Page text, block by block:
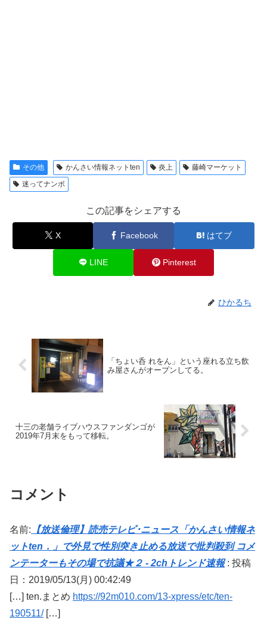
その他 かんさい情報ネットten 炎上
藤崎マーケット
迷ってナンボ
この記事をシェアする
X Facebook はてブ
LINE Pinterest
ひかるち
「ちょい呑 れをん」という座れる立ち飲
み屋さんがオープンしてる。
十三の老舗ライブハウスファンダンゴが
2019年7月末をもって移転。
コメント
名前: 【放送倫理】読売テレビ･ニュース「かんさい情報ネ
ットten．」で外見で性別突き止める放送で批判殺到 コメ
ンテーターもその場で抗議★２ - 2chトレンド速報: 投稿
日：2019/05/13(月) 00:42:49
[…] ten.まとめ https://92m010.com/13-xpress/etc/ten-
190511/[…]